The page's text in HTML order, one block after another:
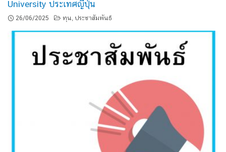
University ประเทศญี่ปุ่น
26/06/2025 ทุน ประชาสัมพันธ์